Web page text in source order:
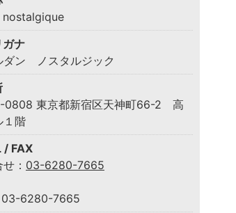
nostalgique
ナ
ダン ノスタルジック
0808 東京都新宿区天神町66-2 高
１階
FAX
： 03-6280-7665
03-6280-7665